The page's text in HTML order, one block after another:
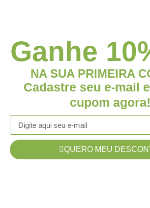
Ganhe
NA SUA PRIMEIRA
Cadastre seu e-mail
cupom agora!
QUERO MEU